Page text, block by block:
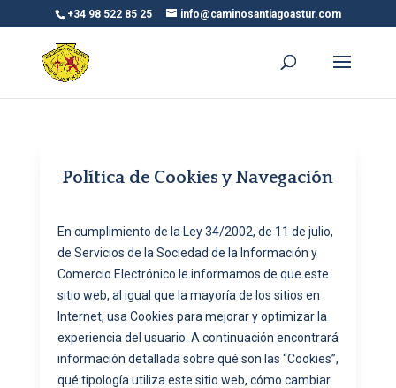
+34 98 522 85 25 info@caminosantiagoastur.com
Política de Cookies y Navegación
En cumplimiento de la Ley 34/2002, de 11 de julio,
de Servicios de la Sociedad de la Información y
Comercio Electrónico le informamos de que este
sitio web, al igual que la mayoría de los sitios en
Internet, usa Cookies para mejorar y optimizar la
experiencia del usuario. A continuación encontrará
información detallada sobre qué son las “Cookies”,
qué tipología utiliza este sitio web, cómo cambiar